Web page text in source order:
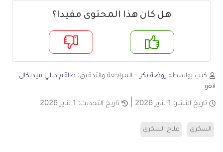
هل كان هذا المحتوى مفيدا؟
لا
كتب بواسطة روضة بكر - المراجعة والتدقيق: طاقم ديلي ميديكال
انفو
تاريخ النشر: 1 يناير 2026 تاريخ التحديث: 1 يناير 2026
السكري علاج السكري